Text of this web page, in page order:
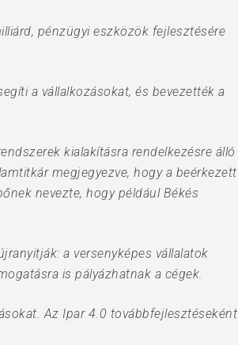
pénzügyi eszközök fejlesztésére
a vállalkozásokat, és bevezették a
kialakításra rendelkezésre álló
megjegyezve, hogy a beérkezett
nevezte, hogy például Békés
a versenyképes vállalatok
is pályázhatnak a cégek.
Az Ipar 4.0 továbbfejlesztéseként